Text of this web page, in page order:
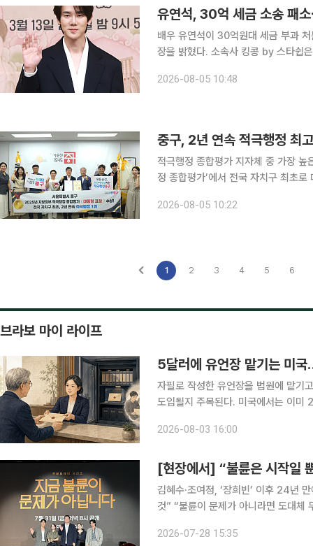
유연석, 30억 세금 소송 패
배우 유연석이 30억원대 세금 부과
장을 밝혔다. 소속사 킹콩 by 스타쉽은 5일 "본 사안은 세법 해석 및 적용에 관한 견해 차이에서 비
법률적 쟁점을 면밀히 검토하고 있으
2026-08-05 10:48
중구, 2년 연속 적극행정 최
적극행정 종합평가 지자체 중 가장 높은 점수 서울특별시 중구가 행정안전부 주관 ‘
정 종합평가’에서 전국 자치구 최초로 대통령 표
품으며 2년 연속 전국 최고의 적극행
2026-08-05 10:22
1 2 3 4 5 6
브라보 마이 라이프
5달러에 유언장 맡기는 미
자필로 작성한 유언장을 법원에 맡기
도입될지 주목된다. 미국에서는 이미
국의 유언증서 공적 보관 관련 입법례
2026-08-03 16:00
[현장에서] “불륜은 시작일
김혜수·조여정, ‘장희빈’ 이후 24년 만에 재회 이창희 감독 “내 작품 중 가장 대
것” “불륜이 문제가 아니라면 도대체 무엇이 문제일까?” 완벽해 보이던 두 가족의 일상이 불륜설을
핍을 감춘 이웃으로 만나 예측 불가능
2026-07-28 15:35